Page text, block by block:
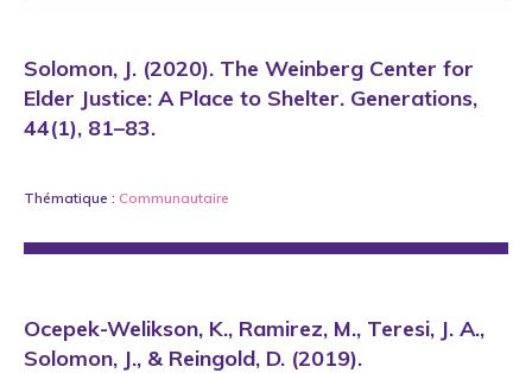
Solomon, J. (2020). The Weinberg Center for
Elder Justice: A Place to Shelter. Generations,
44(1), 81–83.
Thématique : Communautaire
Ocepek-Welikson, K., Ramirez, M., Teresi, J. A.,
Solomon, J., & Reingold, D. (2019).